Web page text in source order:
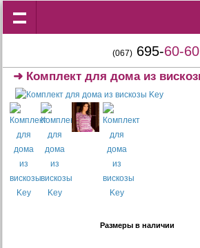
(067) 695-60-60
➜ Комплект для дома из
Размеры в наличии